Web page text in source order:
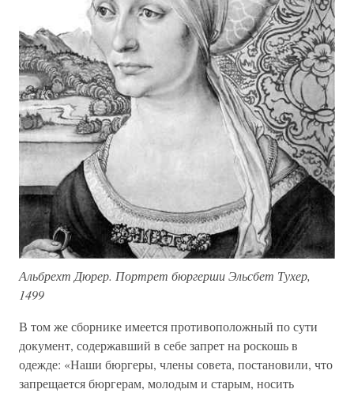
Альбрехт Дюрер. Портрет бюргерши Эльсбет Тухер,
1499
В том же сборнике имеется противоположный по сути
документ, содержавший в себе запрет на роскошь в
одежде: «Наши бюргеры, члены совета, постановили, что
запрещается бюргерам, молодым и старым, носить